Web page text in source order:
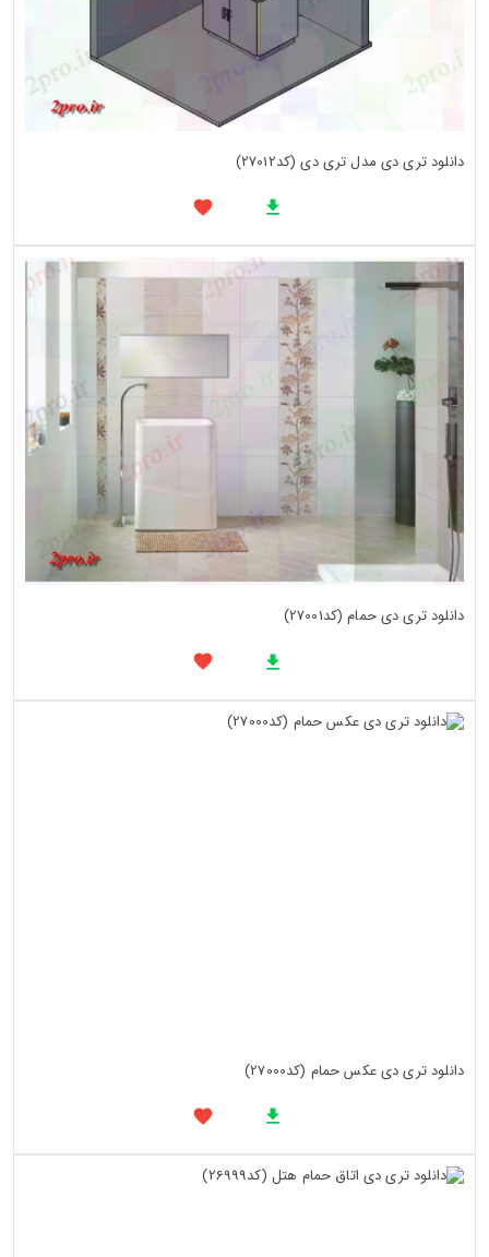
دانلود تری دی مدل تری دی (کد27012)
دانلود تری دی حمام (کد27001)
دانلود تری دی عکس حمام (کد27000)